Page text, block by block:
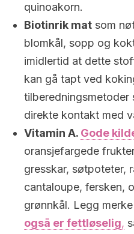
quinoakorn.
Biotinrik mat som
blomkål, sopp og
imidlertid at dette
kan gå tapt ved
tilberedningsmetoder
direkte kontakt med
Vitamin A. Gode
oransjefargede
gresskar, søtpoteter,
cantaloupe, fersken,
grønnkål. Legg
også er fettløselig,